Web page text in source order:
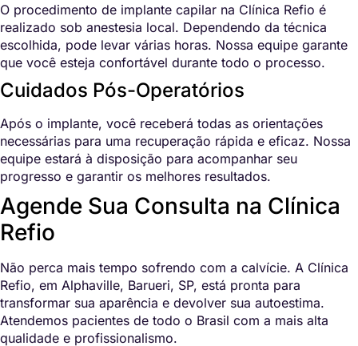
O procedimento de implante capilar na Clínica Refio é
realizado sob anestesia local. Dependendo da técnica
escolhida, pode levar várias horas. Nossa equipe garante
que você esteja confortável durante todo o processo.
Cuidados Pós-Operatórios
Após o implante, você receberá todas as orientações
necessárias para uma recuperação rápida e eficaz. Nossa
equipe estará à disposição para acompanhar seu
progresso e garantir os melhores resultados.
Agende Sua Consulta na Clínica
Refio
Não perca mais tempo sofrendo com a calvície. A Clínica
Refio, em Alphaville, Barueri, SP, está pronta para
transformar sua aparência e devolver sua autoestima.
Atendemos pacientes de todo o Brasil com a mais alta
qualidade e profissionalismo.